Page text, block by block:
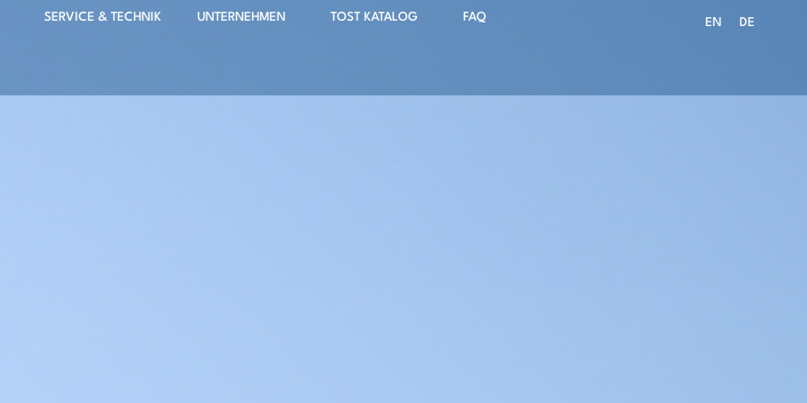
EN DE
SERVICE & TECHNIK UNTERNEHMEN TOST KATALOG FAQ